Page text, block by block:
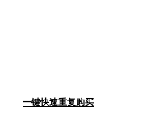
一键快速重复购买